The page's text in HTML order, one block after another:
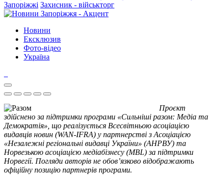
Запоріжжі Захисник - військторг
Новини
Ексклюзив
Фото-відео
Україна
Проєкт
здійснено за підтримки програми «Сильніші разом: Медіа та
Демократія», що реалізується Всесвітньою асоціацією
видавців новин (WAN-IFRA) у партнерстві з Асоціацією
«Незалежні регіональні видавці України» (АНРВУ) та
Норвезькою асоціацією медіабізнесу (MBL) за підтримки
Норвегії. Погляди авторів не обов’язково відображають
офіційну позицію партнерів програми.